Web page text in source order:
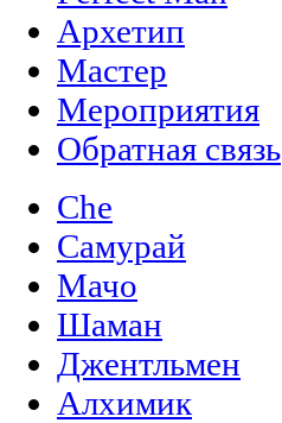
Архетип
Мастер
Мероприятия
Обратная связь
Che
Самурай
Мачо
Шаман
Джентльмен
Алхимик